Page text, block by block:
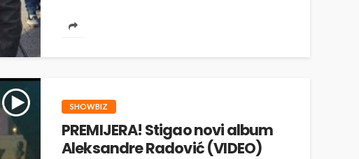
SHOWBIZ
PREMIJERA! Stigao novi album
Aleksandre Radović (VIDEO)